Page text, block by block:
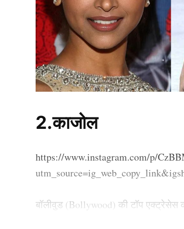
2.काजोल
https://www.instagram.com/p/
बॉलीवुड (Bollywood) की टॉप